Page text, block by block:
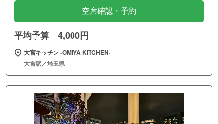
空席確認・予約
平均予算 4,000円
大宮キッチン ‐OMIYA KITCHEN‐
大宮駅／埼玉県